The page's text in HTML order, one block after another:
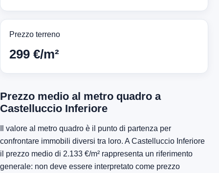
Prezzo terreno
299 €/m²
Prezzo medio al metro quadro a
Castelluccio Inferiore
Il valore al metro quadro è il punto di partenza per
confrontare immobili diversi tra loro. A Castelluccio Inferiore
il prezzo medio di 2.133 €/m² rappresenta un riferimento
generale: non deve essere interpretato come prezzo